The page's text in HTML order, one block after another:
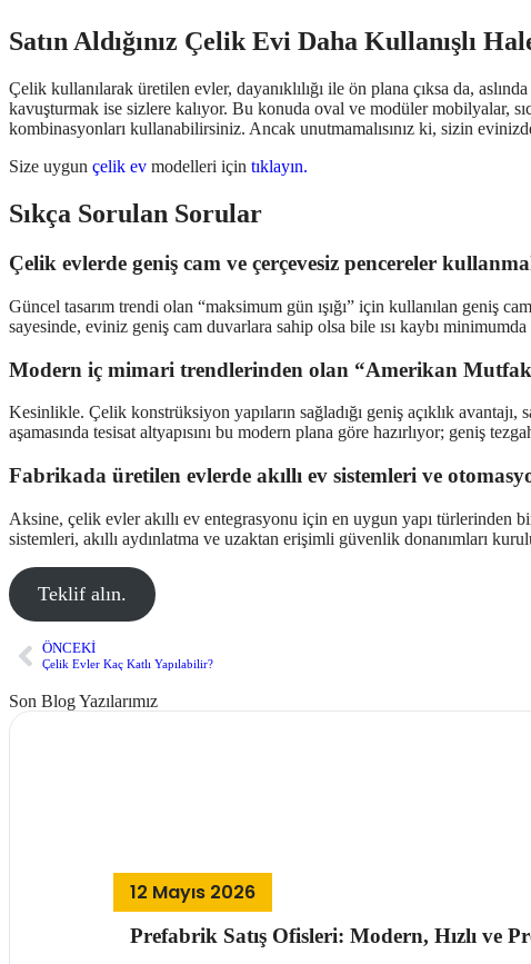
Satın Aldığınız Çelik Evi Daha Kullanışlı
Çelik kullanılarak üretilen evler, dayanıklılığı ile ön plana çıksa da,
kavuşturmak ise sizlere kalıyor. Bu konuda oval ve modüler mobilyalar,
kombinasyonları kullanabilirsiniz. Ancak unutmamalısınız ki, sizin
Size uygun çelik ev modelleri için tıklayın.
Sıkça Sorulan Sorular
Çelik evlerde geniş cam ve çerçevesiz pencereler
Güncel tasarım trendi olan “maksimum gün ışığı” için kullanılan geniş
sayesinde, eviniz geniş cam duvarlara sahip olsa bile ısı kaybı
Modern iç mimari trendlerinden olan “Amerikan
Kesinlikle. Çelik konstrüksiyon yapıların sağladığı geniş açıklık
aşamasında tesisat altyapısını bu modern plana göre hazırlıyor; geniş
Fabrikada üretilen evlerde akıllı ev sistemleri ve
Aksine, çelik evler akıllı ev entegrasyonu için en uygun yapı
sistemleri, akıllı aydınlatma ve uzaktan erişimli güvenlik donanımları
Teklif alın.
ÖNCEKI
Çelik Evler Kaç Katlı Yapılabilir?
Son Blog Yazılarımız
12 Mayıs 2026
Prefabrik Satış Ofisleri: Modern, Hızlı ve